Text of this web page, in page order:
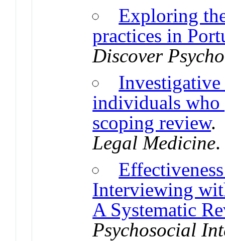
Exploring
practices in
Discover
individuals who
scoping review
Legal Medicine
Interviewing
A Systematic
Psychosocial